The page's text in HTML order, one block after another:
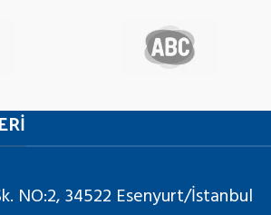
NO:2, 34522 Esenyurt/İstanbul